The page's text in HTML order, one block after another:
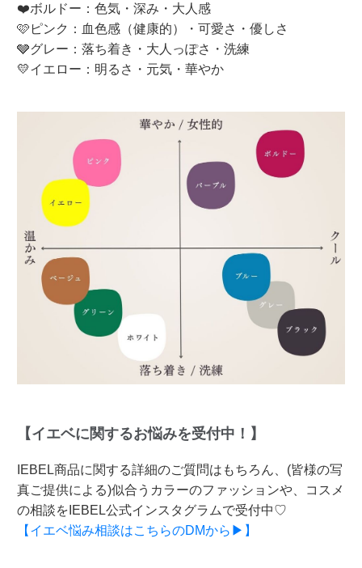
❤️ボルドー：色気・深み・大人感
🩷ピンク：血色感（健康的）・可愛さ・優しさ
🩶グレー：落ち着き・大人っぽさ・洗練
💛イエロー：明るさ・元気・華やか
【イエベに関するお悩みを受付中！】
IEBEL商品に関する詳細のご質問はもちろん、(皆様の写
真ご提供による)似合うカラーのファッションや、コスメ
の相談をIEBEL公式インスタグラムで受付中♡
【イエベ悩み相談はこちらのDMから▶】